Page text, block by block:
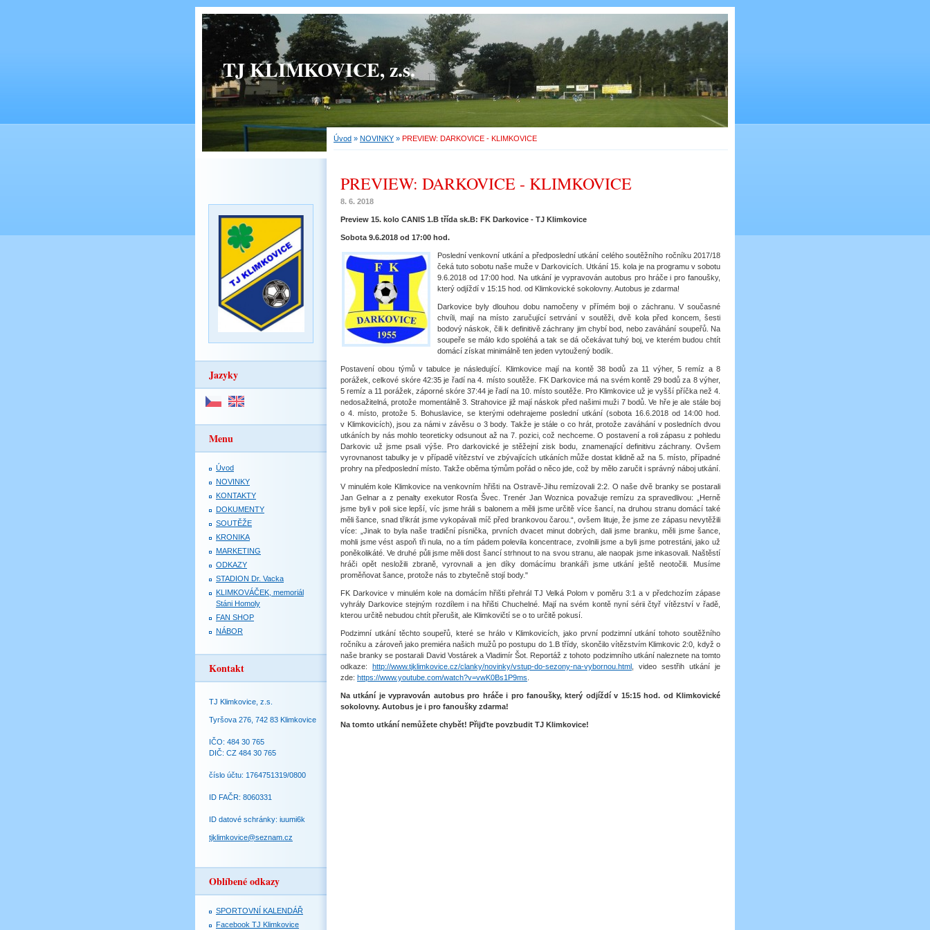
TJ KLIMKOVICE, z.s.
Úvod » NOVINKY » PREVIEW: DARKOVICE - KLIMKOVICE
PREVIEW: DARKOVICE - KLIMKOVICE
8. 6. 2018
Preview 15. kolo CANIS 1.B třída sk.B: FK Darkovice - TJ Klimkovice
Sobota 9.6.2018 od 17:00 hod.
Poslední venkovní utkání a předposlední utkání celého soutěžního ročníku 2017/18
čeká tuto sobotu naše muže v Darkovicích. Utkání 15. kola je na programu v sobotu
9.6.2018 od 17:00 hod. Na utkání je vypravován autobus pro hráče i pro fanoušky,
který odjíždí v 15:15 hod. od Klimkovické sokolovny. Autobus je zdarma!
Darkovice byly dlouhou dobu namočeny v přímém boji o záchranu. V současné
chvíli, mají na místo zaručující setrvání v soutěži, dvě kola před koncem, šesti
bodový náskok, čili k definitivě záchrany jim chybí bod, nebo zaváhání soupeřů. Na
soupeře se málo kdo spoléhá a tak se dá očekávat tuhý boj, ve kterém budou chtít
domácí získat minimálně ten jeden vytoužený bodík.
Postavení obou týmů v tabulce je následující. Klimkovice mají na kontě 38 bodů za 11 výher, 5 remíz a 8
porážek, celkové skóre 42:35 je řadí na 4. místo soutěže. FK Darkovice má na svém kontě 29 bodů za 8 výher,
5 remíz a 11 porážek, záporné skóre 37:44 je řadí na 10. místo soutěže. Pro Klimkovice už je vyšší příčka než 4.
nedosažitelná, protože momentálně 3. Strahovice již mají náskok před našimi muži 7 bodů. Ve hře je ale stále boj
o 4. místo, protože 5. Bohuslavice, se kterými odehrajeme poslední utkání (sobota 16.6.2018 od 14:00 hod.
v Klimkovicích), jsou za námi v závěsu o 3 body. Takže je stále o co hrát, protože zaváhání v posledních dvou
utkáních by nás mohlo teoreticky odsunout až na 7. pozici, což nechceme. O postavení a roli zápasu z pohledu
Darkovic už jsme psali výše. Pro darkovické je stěžejní zisk bodu, znamenající definitivu záchrany. Ovšem
vyrovnanost tabulky je v případě vítězství ve zbývajících utkáních může dostat klidně až na 5. místo, případné
prohry na předposlední místo. Takže oběma týmům pořád o něco jde, což by mělo zaručit i správný náboj utkání.
V minulém kole Klimkovice na venkovním hřišti na Ostravě-Jihu remízovali 2:2. O naše dvě branky se postarali
Jan Gelnar a z penalty exekutor Rosťa Švec. Trenér Jan Woznica považuje remízu za spravedlivou: „Herně
jsme byli v poli sice lepší, víc jsme hráli s balonem a měli jsme určitě více šancí, na druhou stranu domácí také
měli šance, snad třikrát jsme vykopávali míč před brankovou čarou.“, ovšem lituje, že jsme ze zápasu nevytěžili
více: „Jinak to byla naše tradiční písnička, prvních dvacet minut dobrých, dali jsme branku, měli jsme šance,
mohli jsme vést aspoň tři nula, no a tím pádem polevila koncentrace, zvolnili jsme a byli jsme potrestáni, jako už
poněkolikáté. Ve druhé půli jsme měli dost šancí strhnout to na svou stranu, ale naopak jsme inkasovali. Naštěstí
hráči opět nesložili zbraně, vyrovnali a jen díky domácímu brankáři jsme utkání ještě neotočili. Musíme
proměňovat šance, protože nás to zbytečně stojí body."
FK Darkovice v minulém kole na domácím hřišti přehrál TJ Velká Polom v poměru 3:1 a v předchozím zápase
vyhrály Darkovice stejným rozdílem i na hřišti Chuchelné. Mají na svém kontě nyní sérii čtyř vítězství v řadě,
kterou určitě nebudou chtít přerušit, ale Klimkovičtí se o to určitě pokusí.
Podzimní utkání těchto soupeřů, které se hrálo v Klimkovicích, jako první podzimní utkání tohoto soutěžního
ročníku a zároveň jako premiéra našich mužů po postupu do 1.B třídy, skončilo vítězstvím Klimkovic 2:0, když o
naše branky se postarali David Vostárek a Vladimír Šot. Reportáž z tohoto podzimního utkání naleznete na tomto
odkaze: http://www.tjklimkovice.cz/clanky/novinky/vstup-do-sezony-na-vybornou.html , video sestřih utkání je
zde: https://www.youtube.com/watch?v=vwK0Bs1P9ms
Na utkání je vypravován autobus pro hráče i pro fanoušky, který odjíždí v 15:15 hod. od Klimkovické
sokolovny. Autobus je i pro fanoušky zdarma!
Na tomto utkání nemůžete chybět! Přijďte povzbudit TJ Klimkovice!
Jazyky
Menu
Úvod
NOVINKY
KONTAKTY
DOKUMENTY
SOUTĚŽE
KRONIKA
MARKETING
ODKAZY
STADION Dr. Vacka
KLIMKOVÁČEK, memoriál
Stáni Homoly
FAN SHOP
NÁBOR
Kontakt
TJ Klimkovice, z.s.
Tyršova 276, 742 83 Klimkovice
IČO: 484 30 765
DIČ: CZ 484 30 765
číslo účtu: 1764751319/0800
ID FAČR: 8060331
ID datové schránky: iuumi6k
tjklimkovice@seznam.cz
Oblíbené odkazy
SPORTOVNÍ KALENDÁŘ
Facebook TJ Klimkovice